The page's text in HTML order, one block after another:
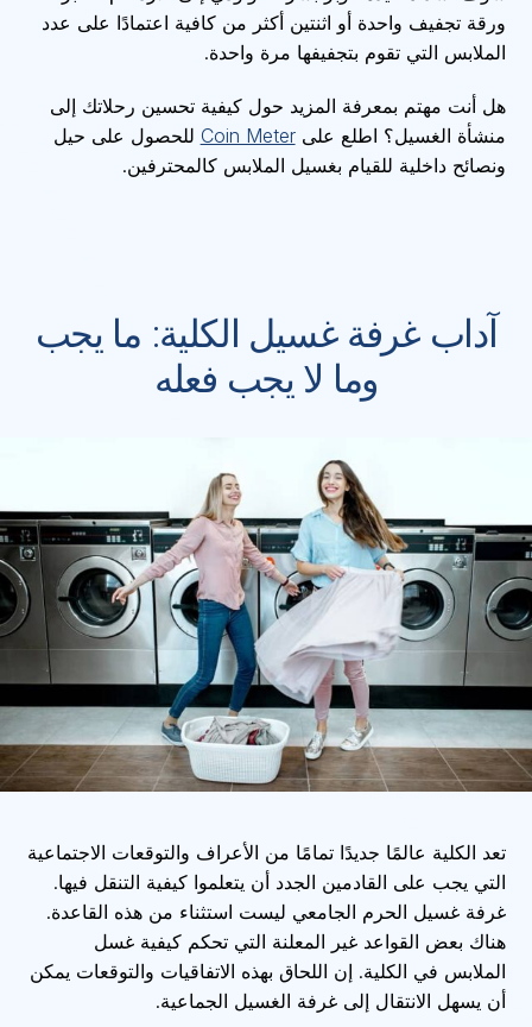
ورقة تجفيف واحدة أو اثنتين أكثر من كافية اعتمادًا على عدد
الملابس التي تقوم بتجفيفها مرة واحدة.
هل أنت مهتم بمعرفة المزيد حول كيفية تحسين رحلاتك إلى
منشأة الغسيل؟ اطلع علىCoin Meter للحصول على حيل
ونصائح داخلية للقيام بغسيل الملابس كالمحترفين.
آداب غرفة غسيل الكلية: ما يجب
وما لا يجب فعله
تعد الكلية عالمًا جديدًا تمامًا من الأعراف والتوقعات الاجتماعية
التي يجب على القادمين الجدد أن يتعلموا كيفية التنقل فيها.
غرفة غسيل الحرم الجامعي ليست استثناء من هذه القاعدة.
هناك بعض القواعد غير المعلنة التي تحكم كيفية غسل
الملابس في الكلية. إن اللحاق بهذه الاتفاقيات والتوقعات يمكن
أن يسهل الانتقال إلى غرفة الغسيل الجماعية.